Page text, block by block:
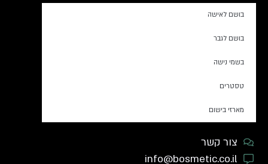
בושם לאישה
בושם לגבר
בשמי נישה
טסטרים
מארזי בישום
צור קשר
info@bosmetic.co.il